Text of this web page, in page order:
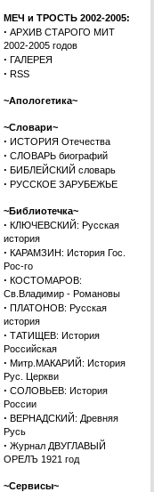
МЕЧ и ТРОСТЬ 2002-2005:
· АРХИВ СТАРОГО МИТ
2002-2005 годов
· ГАЛЕРЕЯ
· RSS
~Апологетика~
~Словари~
· ИСТОРИЯ Отечества
· СЛОВАРЬ биографий
· БИБЛЕЙСКИЙ словарь
· РУССКОЕ ЗАРУБЕЖЬЕ
~Библиотечка~
· КЛЮЧЕВСКИЙ: Русская
история
· КАРАМЗИН: История Гос.
Рос-го
· КОСТОМАРОВ:
Св.Владимир - Романовы
· ПЛАТОНОВ: Русская
история
· ТАТИЩЕВ: История
Российская
· Митр.МАКАРИЙ: История
Рус. Церкви
· СОЛОВЬЕВ: История
России
· ВЕРНАДСКИЙ: Древняя
Русь
· Журнал ДВУГЛАВЫЙ
ОРЕЛЪ 1921 год
~Сервисы~